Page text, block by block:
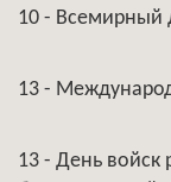
10 - Всемирный
13 -
13 - День войск